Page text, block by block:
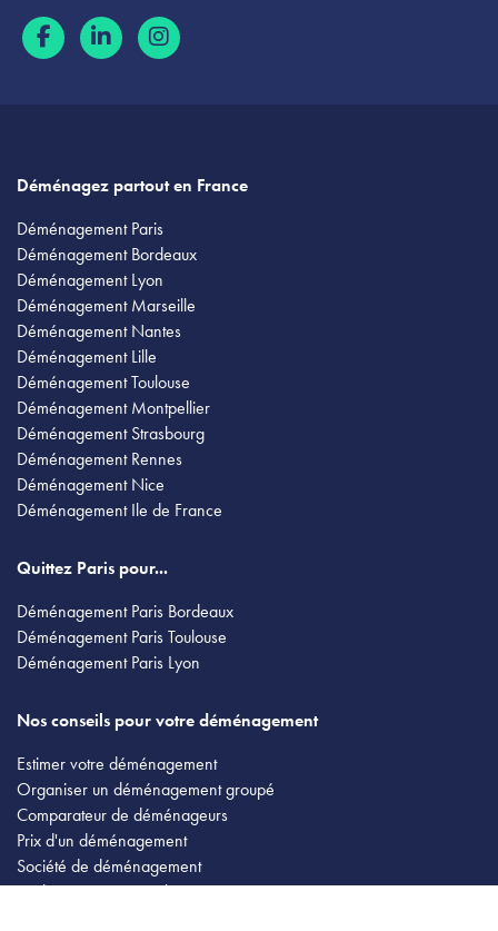
Déménagez partout en France
Déménagement Paris
Déménagement Bordeaux
Déménagement Lyon
Déménagement Marseille
Déménagement Nantes
Déménagement Lille
Déménagement Toulouse
Déménagement Montpellier
Déménagement Strasbourg
Déménagement Rennes
Déménagement Nice
Déménagement Ile de France
Quittez Paris pour...
Déménagement Paris Bordeaux
Déménagement Paris Toulouse
Déménagement Paris Lyon
Nos conseils pour votre déménagement
Estimer votre déménagement
Organiser un déménagement groupé
Comparateur de déménageurs
Prix d'un déménagement
Société de déménagement
Le déménagement militaire